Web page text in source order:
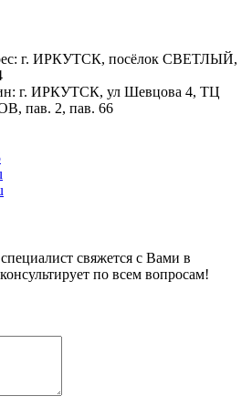
г. ИРКУТСК, посёлок СВЕТЛЫЙ,
г. ИРКУТСК, ул Шевцова 4, ТЦ
пав. 2, пав. 66
свяжется с Вами в
по всем вопросам!